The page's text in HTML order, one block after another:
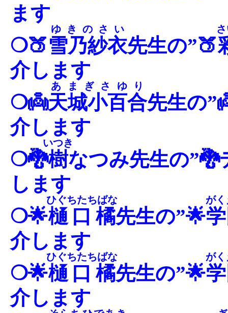
ます
❍🍑雪乃紗衣
ゆきのさい
先生の”🍑
介します
❍👼天城小百合
あまぎさゆり
先生の
介します
❍🐉樹
いつき
なつみ先生の”🐉
します
❍🌟樋口橘
ひぐちたちばな
先生の”🌟
が
介します
❍🌟樋口橘
ひぐちたちばな
先生の”🌟
が
介します